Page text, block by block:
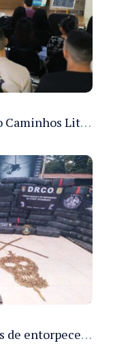
Sejusc participa da 5ª edição do Caminhos Literários com foco na cultura hip-hop nas unidades socioeducativas
PMAM apreende 16,6 toneladas de entorpecentes e registra aumento nas prisões em flagrante e nas capturas de foragidos no primeiro semestre de 2026